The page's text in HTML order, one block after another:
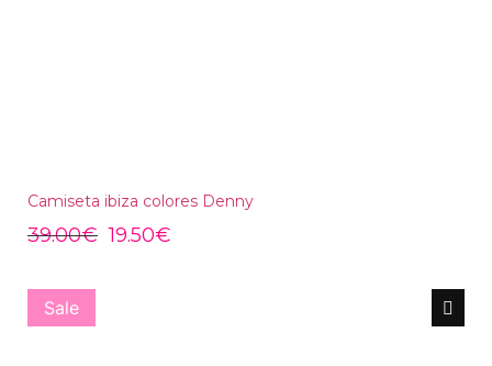
Camiseta ibiza colores Denny
39.00€ 19.50€
Sale